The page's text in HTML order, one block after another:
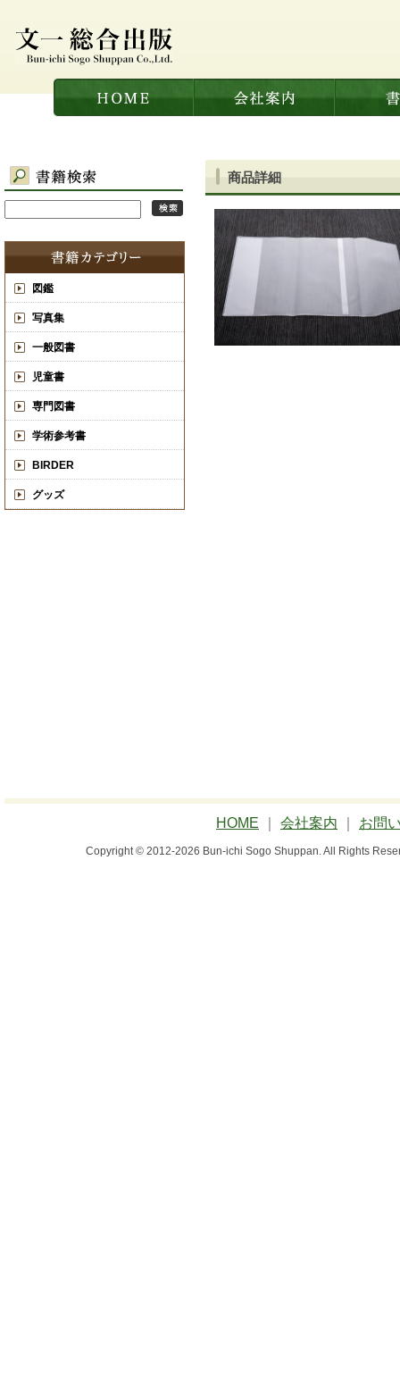
図鑑
写真集
一般図書
児童書
専門図書
学術参考書
BIRDER
グッズ
商品詳細
HOME 会社案内 お問
Copyright © 2012-2026 Bun-ichi Sogo Shuppan. All Rights